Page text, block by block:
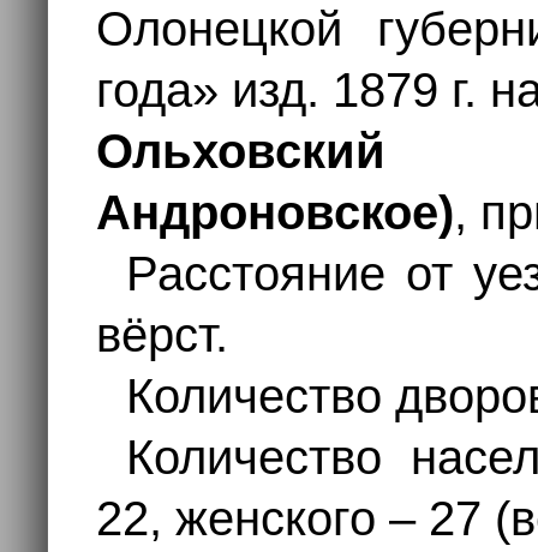
Олонецкой
года» изд. 1879 г.
Ольховский
Андроновское),
Расстояние от
вёрст.
Количество
Количество
22, женского – 27